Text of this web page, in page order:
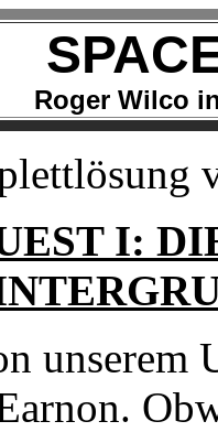
Roger Wilco
I:
unserem